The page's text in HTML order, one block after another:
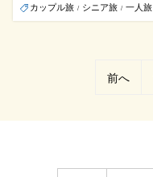
カップル旅 / シニア旅 / 一人旅
前へ